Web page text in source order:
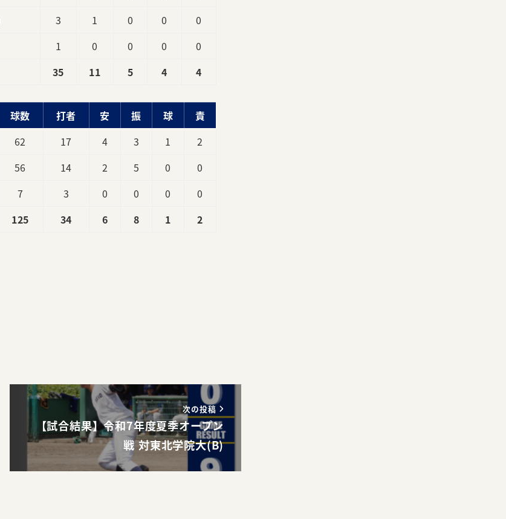
3 1 0 0
0
1 0 0 0
0
35 11 5 4 4
球数 打者 安 振 球
責
62 17 4 3 1
2
56 14 2 5 0
0
7 3 0 0 0
0
125 34 6 8 1 2
次の投稿
【試合結果】令和7年度夏季オープン
戦 対東北学院大(B)